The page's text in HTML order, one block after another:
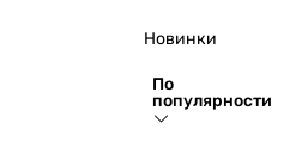
Новинки
По
популярности